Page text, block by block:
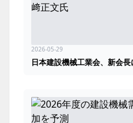
2026-05-29
日本建設機械工業会、新会